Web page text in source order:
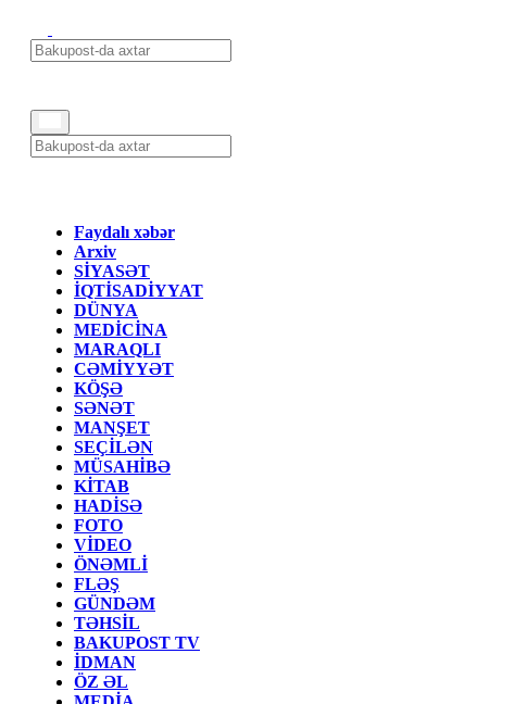
Faydalı xəbər
Arxiv
SİYASƏT
İQTİSADİYYAT
DÜNYA
MEDİCİNA
MARAQLI
CƏMİYYƏT
KÖŞƏ
SƏNƏT
MANŞET
SEÇİLƏN
MÜSAHİBƏ
KİTAB
HADİSƏ
FOTO
VİDEO
ÖNƏMLİ
FLƏŞ
GÜNDƏM
TƏHSİL
BAKUPOST TV
İDMAN
ÖZ ƏL